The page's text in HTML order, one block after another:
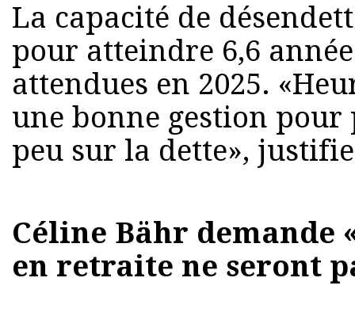
La capacité de
pour atteindre 6,6
attendues en 2025.
une bonne gestion
peu sur la dette»,
Céline Bähr demande
en retraite ne seront